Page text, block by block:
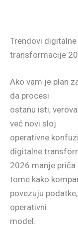
Trendovi digitalne
transformacije
Ako vam je plan
da procesi
ostanu isti,
već novi sloj
operativne
digitalne
2026 manje priča
tome kako
povezuju
operativni
model.